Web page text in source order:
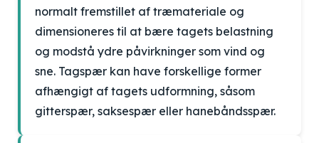
normalt fremstillet af træmateriale og
dimensioneres til at bære tagets belastning
og modstå ydre påvirkninger som vind og
sne. Tagspær kan have forskellige former
afhængigt af tagets udformning, såsom
gitterspær, saksespær eller hanebåndsspær.